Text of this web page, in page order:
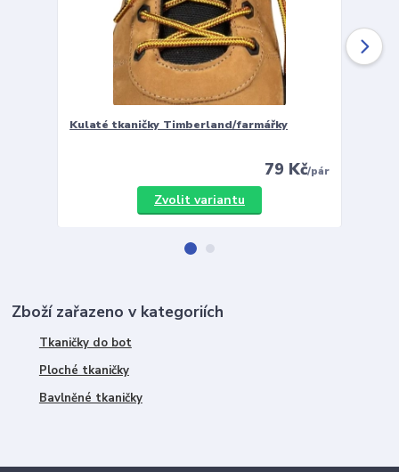
Kulaté tkaničky Timberland/farmářky
79 Kč/pár
Zvolit variantu
Zboží zařazeno v kategoriích
Tkaničky do bot
Ploché tkaničky
Bavlněné tkaničky